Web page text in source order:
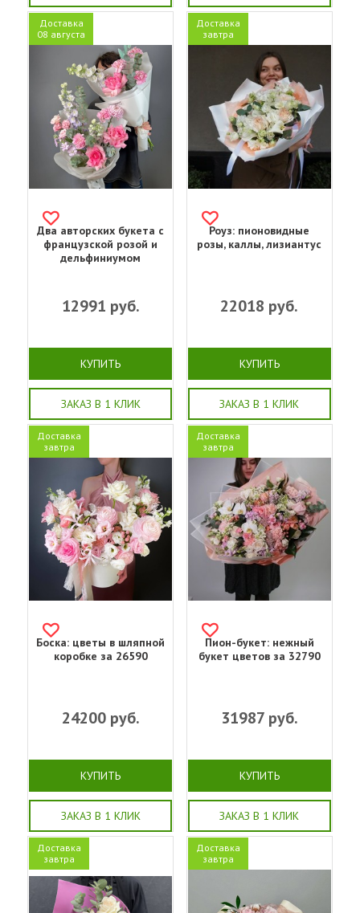
Доставка
08 августа
Два авторских букета с
французской розой и
дельфиниумом
12991 руб.
КУПИТЬ
ЗАКАЗ В 1 КЛИК
Доставка
завтра
Роуз: пионовидные
розы, каллы, лизиантус
22018 руб.
КУПИТЬ
ЗАКАЗ В 1 КЛИК
Доставка
завтра
Боска: цветы в шляпной
коробке за 26590
24200руб.
КУПИТЬ
ЗАКАЗ В 1 КЛИК
Доставка
завтра
Пион-букет: нежный
букет цветов за 32790
31987руб.
КУПИТЬ
ЗАКАЗ В 1 КЛИК
Доставка
завтра
Доставка
завтра